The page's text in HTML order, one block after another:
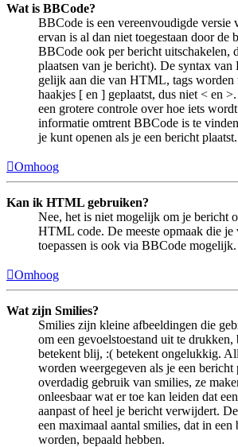
Wat is BBCode?
BBCode is een vereenvoudigde versie
ervan is al dan niet toegestaan door de
BBCode ook per bericht uitschakelen,
plaatsen van je bericht). De syntax
gelijk aan die van HTML, tags worden
haakjes [ en ] geplaatst, dus niet < en
een grotere controle over hoe iets
informatie omtrent BBCode is te
je kunt openen als je een bericht plaatst.
Omhoog
Kan ik HTML gebruiken?
Nee, het is niet mogelijk om je bericht
HTML code. De meeste opmaak die
toepassen is ook via BBCode mogelijk.
Omhoog
Wat zijn Smilies?
Smilies zijn kleine afbeeldingen die
om een gevoelstoestand uit te
betekent blij, :( betekent ongelukkig.
worden weergegeven als je een bericht
overdadig gebruik van smilies, ze
onleesbaar wat er toe kan leiden dat
aanpast of heel je bericht verwijdert.
een maximaal aantal smilies, dat in
worden, bepaald hebben.